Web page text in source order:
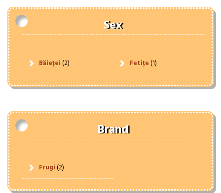
Sex
Băieței(2) Fetițe(1)
Brand
Frugi(2)